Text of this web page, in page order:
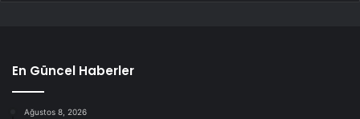
En Güncel Haberler
Ağustos 8, 2026